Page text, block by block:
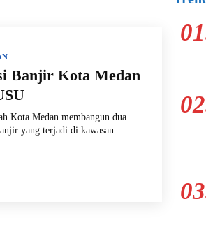
Banjir Kota Medan
Kota Medan membangun dua
yang terjadi di kawasan